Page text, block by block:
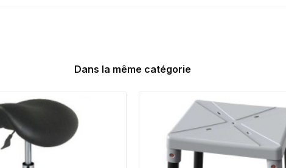
Dans la même catégorie